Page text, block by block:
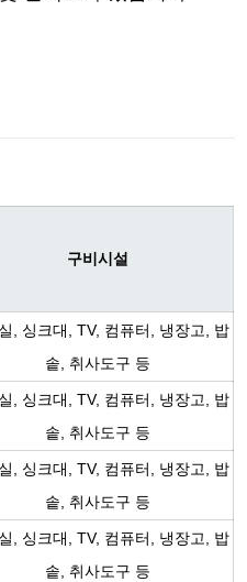
구비시설
, 싱크대, TV, 컴퓨터, 냉장고, 밥
솥, 취사도구 등
, 싱크대, TV, 컴퓨터, 냉장고, 밥
솥, 취사도구 등
, 싱크대, TV, 컴퓨터, 냉장고, 밥
솥, 취사도구 등
, 싱크대, TV, 컴퓨터, 냉장고, 밥
솥, 취사도구 등